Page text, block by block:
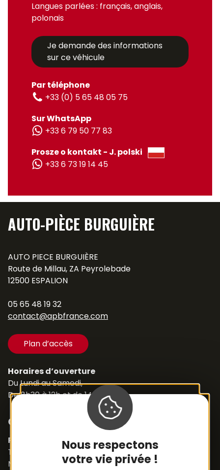
Nous respectons
votre vie privée !
Langues parlées : français, anglais,
polonais
Je demande des informations
sur ce véhicule
Par téléphone
+33 (0) 5 65 48 05 75
Sur WhatsApp
+33 6 79 50 77 83
Prosze o kontakt - J. polski
+33 6 73 19 14 45
AUTO-PIÈCE BURGUIÈRE
AUTO PIECE BURGUIÈRE
Route de Millau, ZA Peyrolebade
12500 ESPALION
05 65 48 19 32
contact@apbfrance.com
Plan d’accès
Horaires d’ouverture
Du Lundi au Samedi,
De 8h30 à 12h et de 14h à 18h
Contacts
Pièces détachées
Tél. +33 (0)5 65 48 19 32
Mail :
contact@apbfrance.com